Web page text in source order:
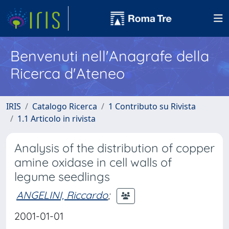
Benvenuti nell'Anagrafe della
Ricerca d'Ateneo
IRIS Catalogo Ricerca
1 Contributo su Rivista
1.1 Articolo in rivista
Analysis of the distribution of copper
amine oxidase in cell walls of
legume seedlings
ANGELINI, Riccardo;
2001-01-01